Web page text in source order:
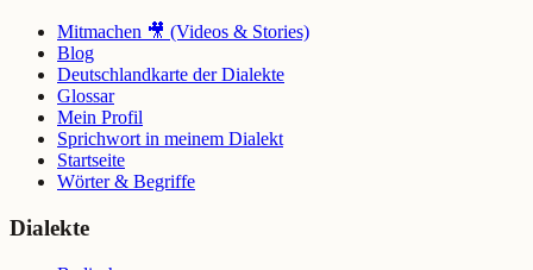
Mitmachen 🎥 (Videos & Stories)
Blog
Deutschlandkarte der Dialekte
Glossar
Mein Profil
Sprichwort in meinem Dialekt
Startseite
Wörter & Begriffe
Dialekte